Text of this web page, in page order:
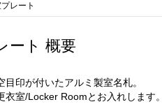
レート
ト 概要
目印が付いたアルミ製室名札。
衣室/Locker Roomとお入れします。